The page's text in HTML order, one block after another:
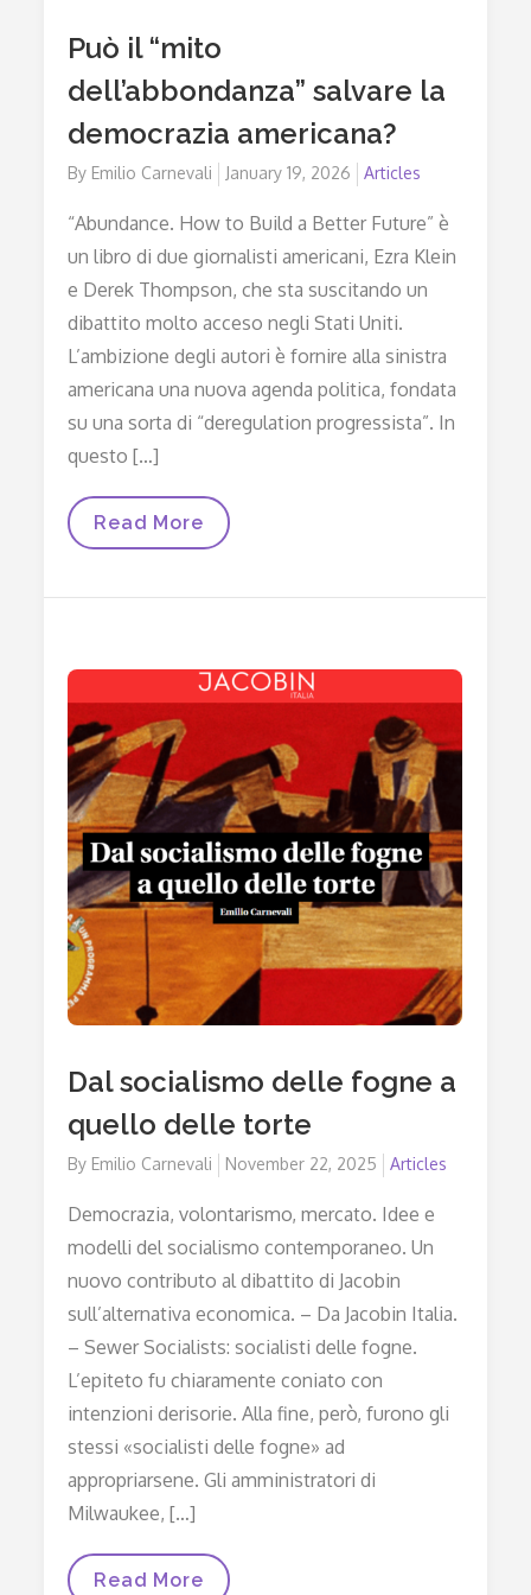
Può il “mito
dell’abbondanza” salvare la
democrazia americana?
By Emilio Carnevali
Posted
January 19, 2026 Articles
“Abundance. How to Build a Better Future” è
un libro di due giornalisti americani, Ezra Klein
e Derek Thompson, che sta suscitando un
dibattito molto acceso negli Stati Uniti.
L’ambizione degli autori è fornire alla sinistra
americana una nuova agenda politica, fondata
su una sorta di “deregulation progressista”. In
questo […]
Può
Il
Salvare
Americana?
Read More
Dal socialismo delle fogne a
quello delle torte
By Emilio Carnevali
Posted
November 22, 2025 Articles
Democrazia, volontarismo, mercato. Idee e
modelli del socialismo contemporaneo. Un
nuovo contributo al dibattito di Jacobin
sull’alternativa economica. – Da Jacobin Italia.
– Sewer Socialists: socialisti delle fogne.
L’epiteto fu chiaramente coniato con
intenzioni derisorie. Alla fine, però, furono gli
stessi «socialisti delle fogne» ad
appropriarsene. Gli amministratori di
Milwaukee, […]
Dal
Read More